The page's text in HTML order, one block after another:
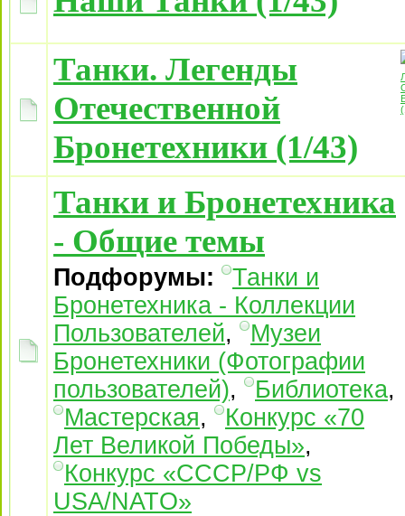
Танки. Легенды
Отечественной
Бронетехники (1/43)
Танки и Бронетехника
- Общие темы
Подфорумы:
Танки и
Бронетехника - Коллекции
Пользователей,
Музеи
Бронетехники (Фотографии
пользователей), Библиотека,
Мастерская,
Конкурс «70
Лет Великой Победы»,
Конкурс «СССР/РФ vs
USA/NATO»